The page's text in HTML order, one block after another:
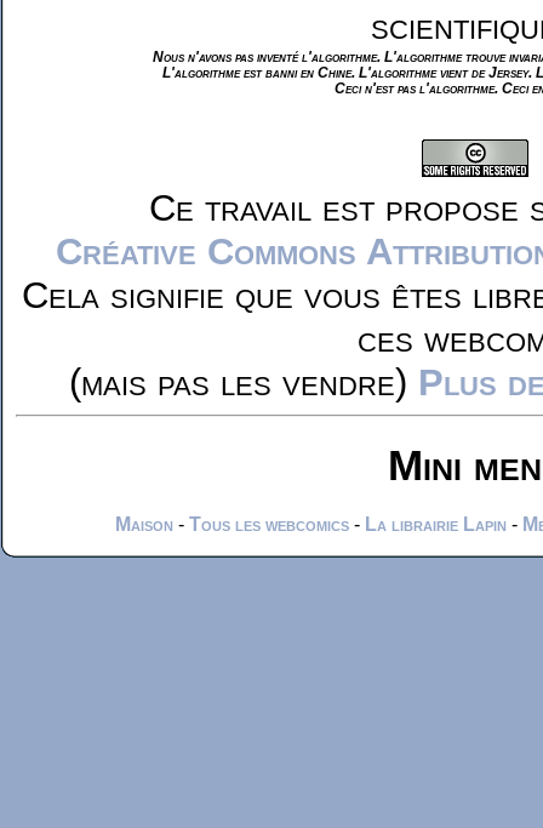
Nous n'avons pas inventé l'algorithme. L'algorithme trouve
L'algorithme est banni en Chine. L'algorithme vient de Jersey.
Ceci n'est pas l'algorithme. Ceci
Ce travail est propose
Créative Commons
Cela signifie que vous êtes
ces
(mais pas les vendre) Plus
Mini
Maison - Tous les webcomics - La librairie Lapin -